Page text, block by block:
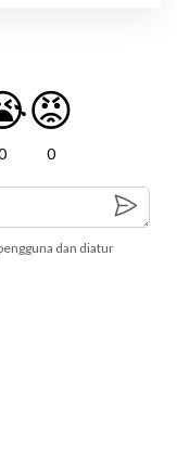
😡
0
dan diatur